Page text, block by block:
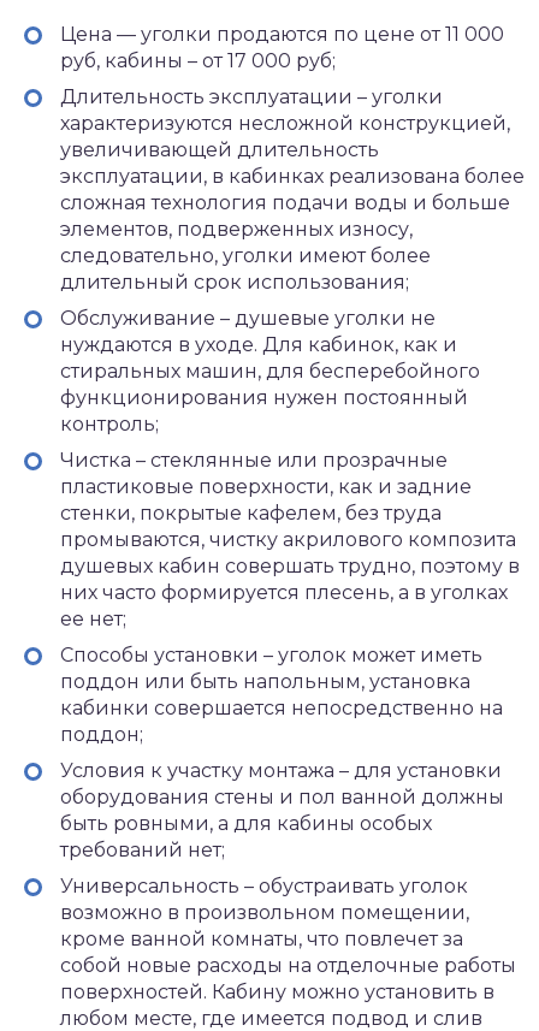
Цена — уголки продаются по цене от 11 000
руб, кабины – от 17 000 руб;
Длительность эксплуатации – уголки
характеризуются несложной конструкцией,
увеличивающей длительность
эксплуатации, в кабинках реализована более
сложная технология подачи воды и больше
элементов, подверженных износу,
следовательно, уголки имеют более
длительный срок использования;
Обслуживание – душевые уголки не
нуждаются в уходе. Для кабинок, как и
стиральных машин, для бесперебойного
функционирования нужен постоянный
контроль;
Чистка – стеклянные или прозрачные
пластиковые поверхности, как и задние
стенки, покрытые кафелем, без труда
промываются, чистку акрилового композита
душевых кабин совершать трудно, поэтому в
них часто формируется плесень, а в уголках
ее нет;
Способы установки – уголок может иметь
поддон или быть напольным, установка
кабинки совершается непосредственно на
поддон;
Условия к участку монтажа – для установки
оборудования стены и пол ванной должны
быть ровными, а для кабины особых
требований нет;
Универсальность – обустраивать уголок
возможно в произвольном помещении,
кроме ванной комнаты, что повлечет за
собой новые расходы на отделочные работы
поверхностей. Кабину можно установить в
любом месте, где имеется подвод и слив